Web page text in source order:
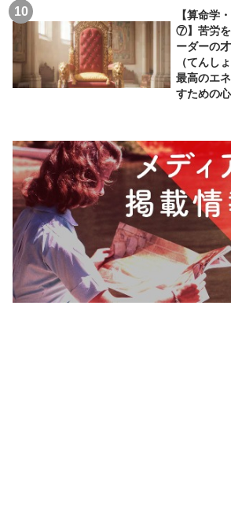
【算命学
⑦】苦労を
ーダーの
（てんし
最高のエ
すための